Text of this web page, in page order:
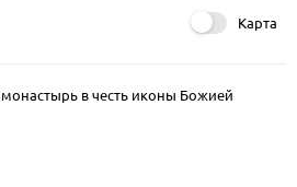
Карта
в честь иконы Божией